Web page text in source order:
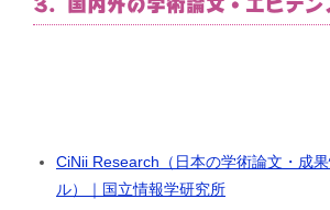
3. 国内外の学術論文・エビデン
CiNii Research（日本の学術論文・成
ル）｜国立情報学研究所